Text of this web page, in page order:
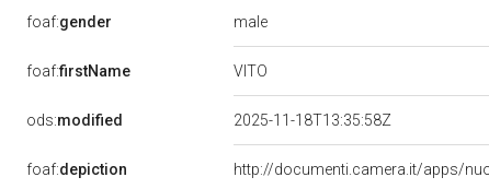
foaf:gender male
foaf:firstName VITO
ods:modified 2025-11-18T13:35:58Z
foaf:depiction http://documenti.camera.it/apps/